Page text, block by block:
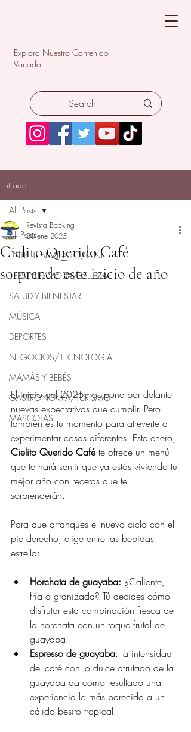
Explora Nuestro Contenido
Variado
Entrada
All Posts
ENTRETENIMIENTO/CINE
LIFESTYLE/MODA/BELLEZA
SALUD Y BIENESTAR
MÚSICA
DEPORTES
NEGOCIOS/TECNOLOGÍA
MAMÁS Y BEBÉS
GASTRONOMÍA/TURISMO
MASCOTAS
All Posts
Cielito Querido Café
sorprende este inicio de año
Revista Booking
20 ene 2025
El inicio del 2025 nos pone por delante
nuevas expectativas que cumplir. Pero
también es tu momento para atreverte a
experimentar cosas diferentes. Este enero,
Cielito Querido Café te ofrece un menú
que te hará sentir que ya estás viviendo tu
mejor año con recetas que te
sorprenderán. ​
Para que arranques el nuevo ciclo con el
pie derecho, elige entre las bebidas
estrella: ​
Horchata de guayaba: ¿Caliente,
fría o granizada? Tú decides cómo
disfrutar esta combinación fresca de
la horchata con un toque frutal de
guayaba.
Espresso de guayaba: la intensidad
del café con lo dulce afrutado de la
guayaba da como resultado una
experiencia lo más parecida a un
cálido besito tropical. ​